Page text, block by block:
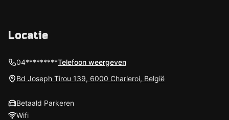
Locatie
04*********Telefoon weergeven
Bd Joseph Tirou 139, 6000 Charleroi, België
Betaald Parkeren
Wifi